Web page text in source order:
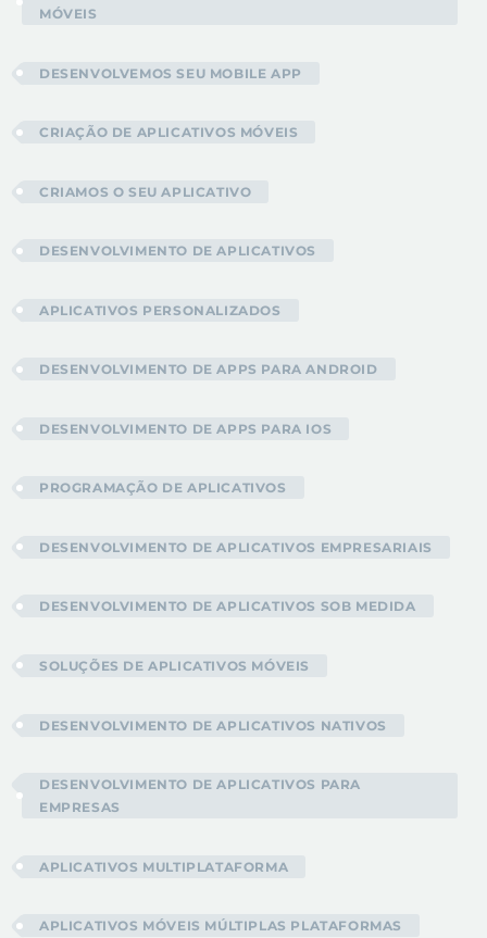
MÓVEIS
DESENVOLVEMOS SEU MOBILE APP
CRIAÇÃO DE APLICATIVOS MÓVEIS
CRIAMOS O SEU APLICATIVO
DESENVOLVIMENTO DE APLICATIVOS
APLICATIVOS PERSONALIZADOS
DESENVOLVIMENTO DE APPS PARA ANDROID
DESENVOLVIMENTO DE APPS PARA IOS
PROGRAMAÇÃO DE APLICATIVOS
DESENVOLVIMENTO DE APLICATIVOS EMPRESARIAIS
DESENVOLVIMENTO DE APLICATIVOS SOB MEDIDA
SOLUÇÕES DE APLICATIVOS MÓVEIS
DESENVOLVIMENTO DE APLICATIVOS NATIVOS
DESENVOLVIMENTO DE APLICATIVOS PARA
EMPRESAS
APLICATIVOS MULTIPLATAFORMA
APLICATIVOS MÓVEIS MÚLTIPLAS PLATAFORMAS